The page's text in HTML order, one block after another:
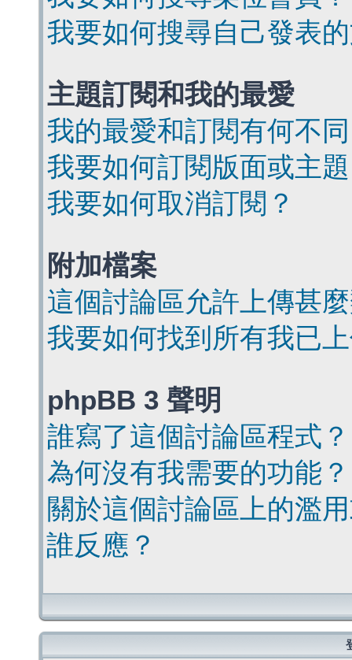
我要如何搜尋自己發表
主題訂閱和我的最愛
我的最愛和訂閱有何不
我要如何訂閱版面或主
我要如何取消訂閱？
附加檔案
這個討論區允許上傳甚
我要如何找到所有我已
phpBB 3 聲明
誰寫了這個討論區程式？
為何沒有我需要的功能？
關於這個討論區上的濫
誰反應？